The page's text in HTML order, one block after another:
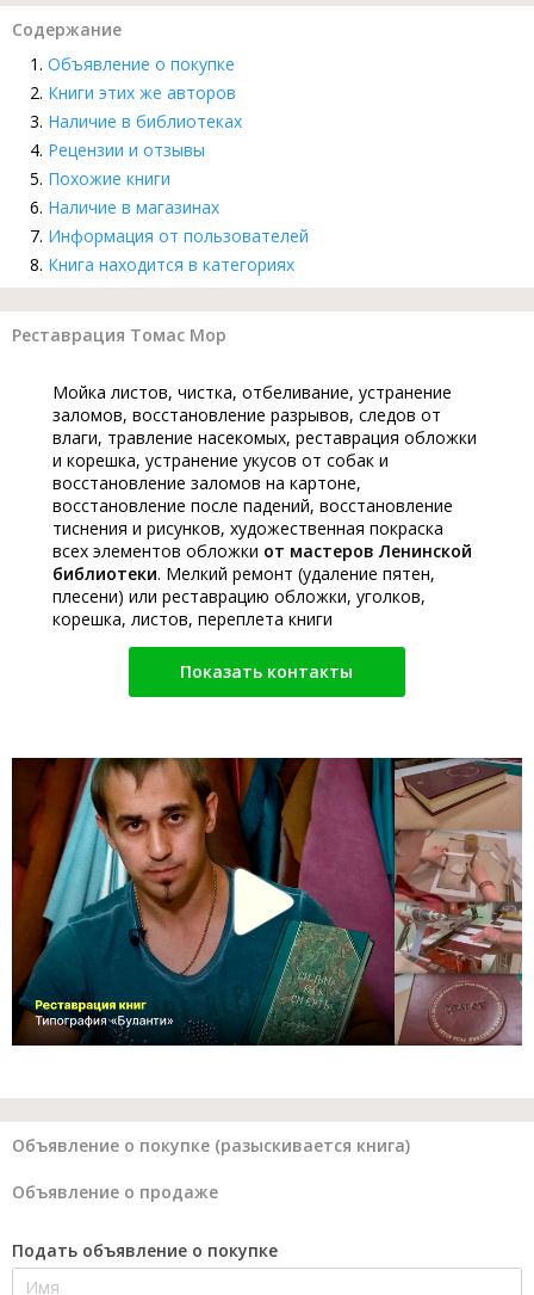
Содержание
Объявление о покупке
Книги этих же авторов
Наличие в библиотеках
Рецензии и отзывы
Похожие книги
Наличие в магазинах
Информация от пользователей
Книга находится в категориях
Реставрация Томас Мор
Мойка листов, чистка, отбеливание, устранение
заломов, восстановление разрывов, следов от
влаги, травление насекомых, реставрация обложки
и корешка, устранение укусов от собак и
восстановление заломов на картоне,
восстановление после падений, восстановление
тиснения и рисунков, художественная покраска
всех элементов обложки от мастеров Ленинской
библиотеки. Мелкий ремонт (удаление пятен,
плесени) или реставрацию обложки, уголков,
корешка, листов, переплета книги
Показать контакты
Объявление о покупке (разыскивается книга)
Объявление о продаже
Подать объявление о покупке